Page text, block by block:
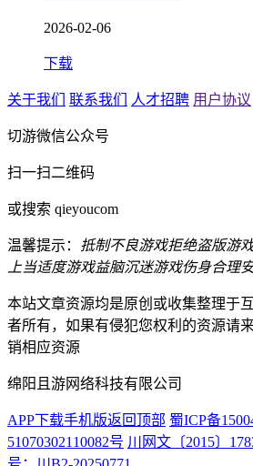
2026-02-06
下载
关于我们 联系我们 人才招聘 用户协议
切游微信公众号
扫一扫二维码
或搜索 qieyoucom
温馨提示： 抵制不良游戏拒绝盗版游
上当适度游戏益脑沉迷游戏伤身合理
本站文章资源均是原创或收集整理于
者所有，如果有侵犯您权利的资源请
销相应资源
绵阳且游网络科技有限公司
APP下载手机版返回顶部 蜀ICP备
51070302110082号 川网文〔2015〕